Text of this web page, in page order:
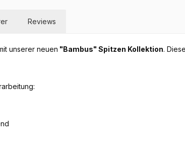
Reviews
unserer neuen "Bambus" Spitzen Kollektion.